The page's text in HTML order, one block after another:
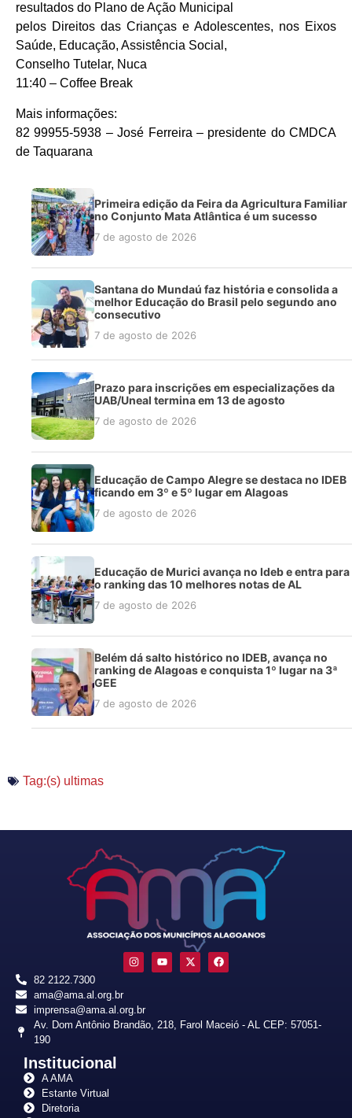
resultados do Plano de Ação Municipal
pelos Direitos das Crianças e Adolescentes, nos Eixos
Saúde, Educação, Assistência Social,
Conselho Tutelar, Nuca
11:40 – Coffee Break
Mais informações:
82 99955-5938 – José Ferreira – presidente do CMDCA
de Taquarana
Primeira edição da Feira da Agricultura Familiar
no Conjunto Mata Atlântica é um sucesso
7 de agosto de 2026
Santana do Mundaú faz história e consolida a
melhor Educação do Brasil pelo segundo ano
consecutivo
7 de agosto de 2026
Prazo para inscrições em especializações da
UAB/Uneal termina em 13 de agosto
7 de agosto de 2026
Educação de Campo Alegre se destaca no IDEB
ficando em 3º e 5º lugar em Alagoas
7 de agosto de 2026
Educação de Murici avança no Ideb e entra para
o ranking das 10 melhores notas de AL
7 de agosto de 2026
Belém dá salto histórico no IDEB, avança no
ranking de Alagoas e conquista 1º lugar na 3ª
GEE
7 de agosto de 2026
Tag:(s) ultimas
82 2122.7300
ama@ama.al.org.br
imprensa@ama.al.org.br
Av. Dom Antônio Brandão, 218, Farol Maceió - AL CEP: 57051-
190
Institucional
A AMA
Estante Virtual
Diretoria